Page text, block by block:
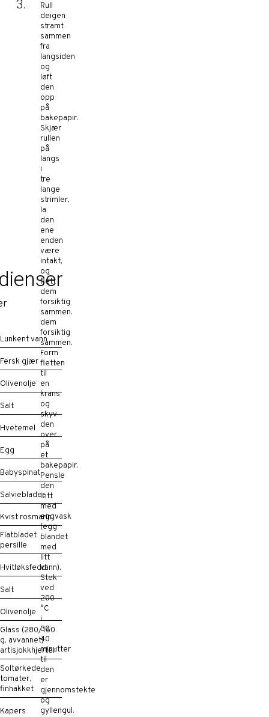
Lunkent vann
Fersk gjær
Olivenolje
Salt
Hvetemel
Egg
Babyspinat
Salvieblader
Kvist rosmarin
Flatbladet
persille
Hvitløksfedd
Salt
Olivenolje
Glass (280/160
g, avvannet)
artisjokkhjerter
Soltørkede
tomater,
finhakket
Kapers
Rull
deigen
stramt
sammen
fra
langsiden
og
løft
den
opp
på
bakepapir.
Skjær
rullen
på
langs
i
tre
lange
strimler,
la
den
ene
enden
være
intakt,
og
flett
dem
forsiktig
sammen.
dem
forsiktig
sammen.
Form
fletten
til
en
krans
og
skyv
den
over
på
et
bakepapir.
Pensle
den
lett
med
eggvask
(egg
blandet
med
litt
vann).
Stek
ved
200
°C
i
30-
40
minutter
til
den
er
gjennomstekte
og
gyllengul.